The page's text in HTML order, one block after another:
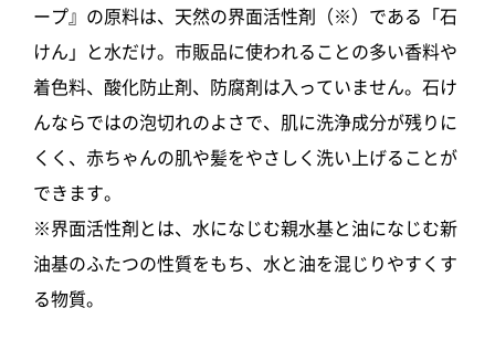
ープ』の原料は、天然の界面活性剤（※）である「石
けん」と水だけ。市販品に使われることの多い香料や
着色料、酸化防止剤、防腐剤は入っていません。石け
んならではの泡切れのよさで、肌に洗浄成分が残りに
くく、赤ちゃんの肌や髪をやさしく洗い上げることが
できます。
※界面活性剤とは、水になじむ親水基と油になじむ新
油基のふたつの性質をもち、水と油を混じりやすくす
る物質。